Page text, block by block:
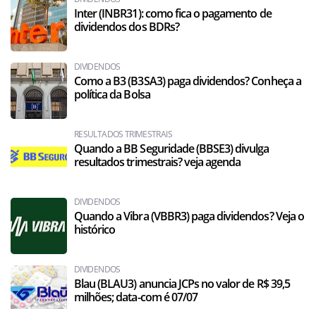
Inter (INBR31): como fica o pagamento de
dividendos dos BDRs?
DIVIDENDOS
Como a B3 (B3SA3) paga dividendos? Conheça a
política da Bolsa
RESULTADOS TRIMESTRAIS
Quando a BB Seguridade (BBSE3) divulga
resultados trimestrais? veja agenda
DIVIDENDOS
Quando a Vibra (VBBR3) paga dividendos? Veja o
histórico
DIVIDENDOS
Blau (BLAU3) anuncia JCPs no valor de R$ 39,5
milhões; data-com é 07/07